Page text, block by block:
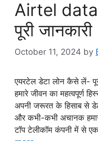
Airtel
पूरी जानकारी
October 11, 2024 by
एयरटेल डेटा लोन कैसे लें-
हमारे जीवन का महत्वपूर्ण
अपनी जरूरत के हिसाब से
और कभी-कभी अचानक
टॉप टेलीकॉम कंपनी में से